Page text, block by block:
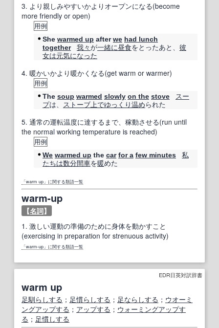
3. より親しみやすいかよりオープンになる(become
more friendly or open)
用例
She warmed up afterwe had lunch
together
我々が一緒に昼食をとったあと、 彼
女は元気になった
4. 暖かいかより暖かくなる(get warm or warmer)
用例
The soup warmed slowly on the stove
スー
プは、 ストーブ 上でゆっくり温められた
5. 通常の運転温度に達するまで、稼動させる(run until
the normal working temperature is reached)
用例
We warmed up the car for a few minutes
私
たちは数分間車を暖めた
「warm up」に関する類語一覧
warm-up
【名詞】
1. 激しい運動の準備のために身体を動かすこと
(exercising in preparation for strenuous activity)
「warm-up」に関する類語一覧
EDR日英対訳辞書
warm up
足馴らしする ； 足慣らしする ； 足ならしする ； ウオーミ
ングアップする ； アップする ； ウォーミングアップす
る ； 足慣しする